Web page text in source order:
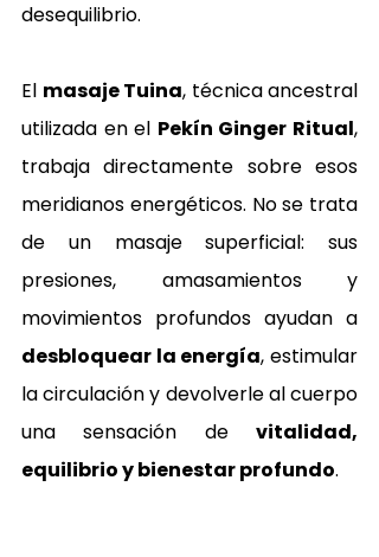
desequilibrio.
El masaje Tuina, técnica ancestral
utilizada en el Pekín Ginger Ritual,
trabaja directamente sobre esos
meridianos energéticos. No se trata
de un masaje superficial: sus
presiones, amasamientos y
desbloquear la energía, estimular
la circulación y devolverle al cuerpo
una sensación de vitalidad,
equilibrio y bienestar profundo.